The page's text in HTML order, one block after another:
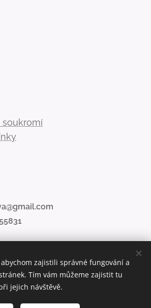
soukromí
službouWebnode Cookies
Jazyky
Čeština
English
abychom zajistili správné fungování a
Tím vám můžeme zajistit tu
jejich návštěvě.